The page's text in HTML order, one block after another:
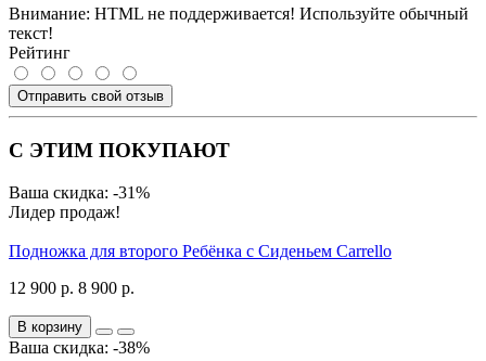
Внимание: HTML не поддерживается! Используйте обычный
текст!
Рейтинг
Отправить свой отзыв
С ЭТИМ ПОКУПАЮТ
Ваша скидка: -31%
Лидер продаж!
Подножка для второго Ребёнка с Сиденьем Carrello
12 900 р. 8 900 р.
В корзину
Ваша скидка: -38%